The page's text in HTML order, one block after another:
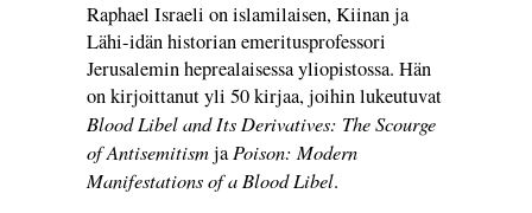
Raphael Israeli on islamilaisen, Kiinan ja
Lähi-idän historian emeritusprofessori
Jerusalemin heprealaisessa yliopistossa. Hän
on kirjoittanut yli 50 kirjaa, joihin lukeutuvat
Blood Libel and Its Derivatives: The Scourge
of Antisemitismja Poison: Modern
Manifestations of a Blood Libel.